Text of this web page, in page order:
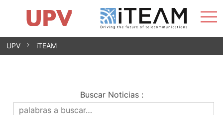
Saltar
Impacto
Grupos de investigación
Instalaciones
Spin-offs
Contacto
Prácticas
Noticias
Unidad de Igualdad
UPV iTEAM
Buscar Noticias: